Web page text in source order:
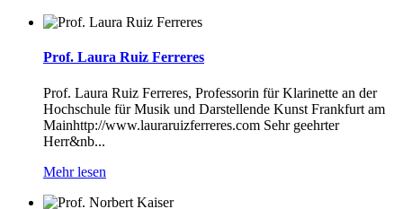
Prof. Laura Ruiz Ferreres
Prof. Laura Ruiz Ferreres, Professorin für Klarinette an der
Hochschule für Musik und Darstellende Kunst Frankfurt am
Mainhttp://www.lauraruizferreres.com Sehr geehrter
Herr&nb...
Mehr lesen